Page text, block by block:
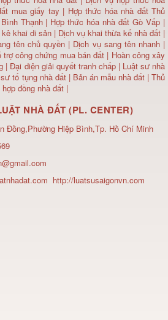
mua giấy tay | Hợp thức hóa nhà đất Thủ
Thạnh | Hợp thức hóa nhà đất Gò Vấp |
khai di sản | Dịch vụ khai thừa kế nhà đất |
tên chủ quyền | Dịch vụ sang tên nhanh |
trợ công chứng mua bán đất | Hoàn công xây
|Đại diện giải quyết tranh chấp | Luật sư nhà
tố tụng nhà đất | Bản án mẫu nhà đất|Thủ
hợp đồng nhà đất |
NHÀ ĐẤT (PL. CENTER)
Đồng,Phường Hiệp Bình,Tp. Hồ Chí Minh
http://luatsusaigonvn.com